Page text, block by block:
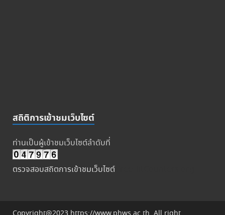
สถิติการเข้าชมเว็บไซต์
ท่านเป็นผู้เข้าชมเว็บไซต์ลำดับที่
ตรวจสอบสถิตการเข้าชมเว็บไซต์